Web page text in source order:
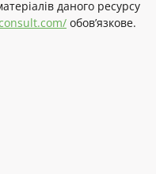
даного ресурсу
обов’язкове.